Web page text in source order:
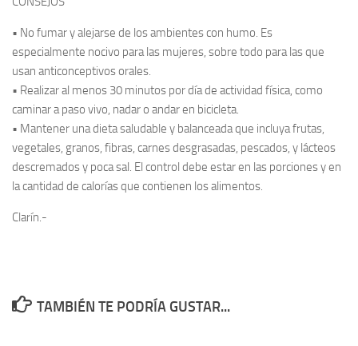
• No fumar y alejarse de los ambientes con humo. Es
especialmente nocivo para las mujeres, sobre todo para las que
usan anticonceptivos orales.
• Realizar al menos 30 minutos por día de actividad física, como
caminar a paso vivo, nadar o andar en bicicleta.
• Mantener una dieta saludable y balanceada que incluya frutas,
vegetales, granos, fibras, carnes desgrasadas, pescados, y lácteos
descremados y poca sal. El control debe estar en las porciones y en
la cantidad de calorías que contienen los alimentos.
Clarín.-
TAMBIÉN TE PODRÍA GUSTAR...